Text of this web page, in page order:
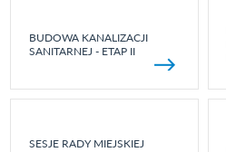
BUDOWA KANALIZACJI
SANITARNEJ - ETAP II
SESJE RADY MIEJSKIEJ